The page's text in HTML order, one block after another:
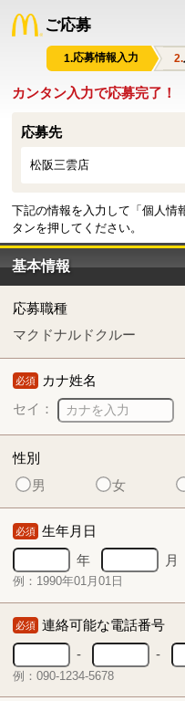
ご応募
応募情報入力
カンタン入力で応募完了！
応募先
松阪三雲店
下記の情報を入力して「個人情
タンを押してください。
基本情報
応募職種
マクドナルドクルー
必須 カナ姓名
セイ：
性別
男
女
必須 生年月日
年
月
例：1990年01月01日
必須 連絡可能な電話番号
-
-
例：090-1234-5678